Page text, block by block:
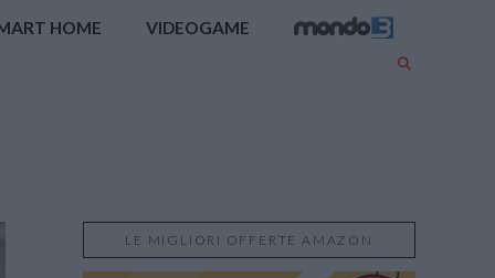
HOME VIDEOGAME
LE MIGLIORI OFFERTE AMAZON